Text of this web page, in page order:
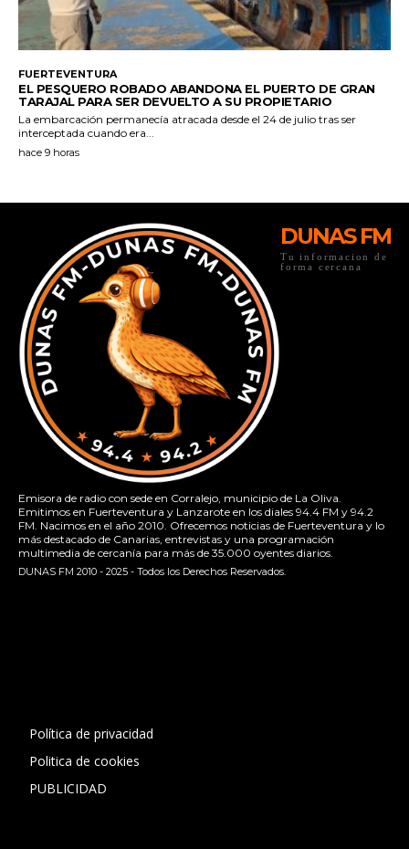
DUNAS FM
Tu informacion de
forma cercana
Emisora de radio con sede en Corralejo, municipio de La Oliva.
Emitimos en Fuerteventura y Lanzarote en los diales 94.4 FM y 94.2
FM. Nacimos en el año 2010. Ofrecemos noticias de Fuerteventura y lo
más destacado de Canarias, entrevistas y una programación
multimedia de cercanía para más de 35.000 oyentes diarios.
DUNAS FM 2010 - 2025 - Todos los Derechos Reservados.
Política de privacidad
Politica de cookies
PUBLICIDAD